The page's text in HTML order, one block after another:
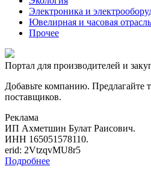
Электроника и
Ювелирная и часовая
Прочее
Портал для производителей и
Добавьте компанию. Предлагайте
поставщиков.
Реклама
ИП Ахметшин Булат Раисович.
ИНН 165051578110.
erid: 2VtzqvMU8r5
Подробнее